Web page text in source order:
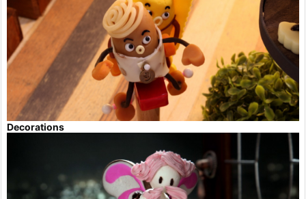
Decorations